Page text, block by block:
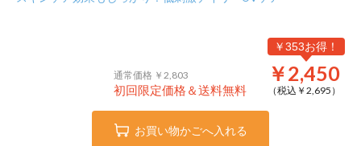
通常価格 ￥2,803
初回限定価格＆送料無料
￥353お得！
￥2,450
（税込￥ 2,695 ）
お買い物かごへ入れる